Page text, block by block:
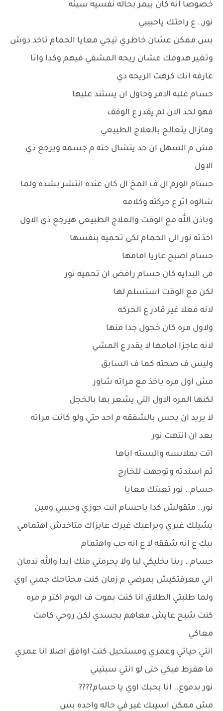
خصوصاً انه كان بيمر بحاله نفسيه سيئه
نور.. ع راحتك ياحبيبي
بس ممكن عشان خاطري تيجي معايا الحمام تاخد دوش
وتغير هدومك عشان ريحه المشفي فيهم وكدا وانا
عارفه انك كرهت الريحه دي
حسام غلبه الامر وحاول ان يستند عليها
فهو لحد الان لم يقدر ع الوقف
ومازال يتعالج بالعلاج الطبيعي
مش م السهل ان حد يتشال حته م جسمه ويرجع ذي
الاول
حسام الورم ال ف المخ ال كان عنده انتشر بشده ولما
شالوه اثر ع حركته وكلامه
وباذن الله مع الوقت والعلاج الطبيعي هيرجع ذي الاول
اخذته نور الى الحمام لكى تحميه بنفسها
حسام اصبح عاريا امامها
فى البدايه كان حسام رافض ان تحميه نور
لكن مع الوقت استسلم لها
لانه فعلا غير قادر ع الحركه
ولاول مره كان خجول جدا منها
لانه عاجزا امامها لا يقدر ع المشي
وليس ف صحته كما ف السابق
مش اول مره ياخذ مع مراته شاور
لكنها المره الاول التي يشعر بها بالخجل
لا يريد ان يحس بالشفقه م احد حتي ولو كانت مراته
بعد ان انتهت نور
اتت بملابسه والبسته اياها
ثم اسندته وتوجهت للخارج
حسام.. نور تعبتك معايا
نور.. متقولش كدا ياحسام انت جوزي وحبيبي ومين
يشيلك غيري ويراعيك غيرك عايزاك متاخدش اهتمامي
بيك ع انه شفقه لا ع انه حب واهتمام
حسام.. ربنا يخليكي ليا ولا يحرمني منك ابدا والله ندمان
اني معرفتكيش بمرضي م زمان كنت محتاجك جمبي اوي
ولما طلبتي الطلاق انا كنت بموت ف اليوم اكتر م مره
كنت شبح عايش معاهم بجسدي لكن روحي كامت
معاكي
انتي حياتي وعمري ومستحيل كنت اوافق اصلا انا عمري
ما هفرط فيكي حتى لو انتي سبتيني
نور بدموع.. انا بحبك اوي يا حسام????
مش ممكن اسيبك غير في حاله واحده بس